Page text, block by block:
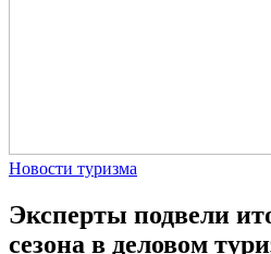
Новости туризма
Эксперты подвели
сезона в деловом